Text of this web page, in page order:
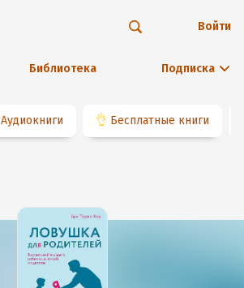
Библиотека Подписка
Войти
Аудиокниги 👌 Бесплатные книги